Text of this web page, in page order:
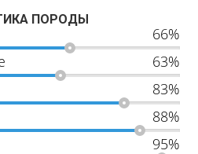
ПОРОДЫ
66%
63%
83%
88%
95%